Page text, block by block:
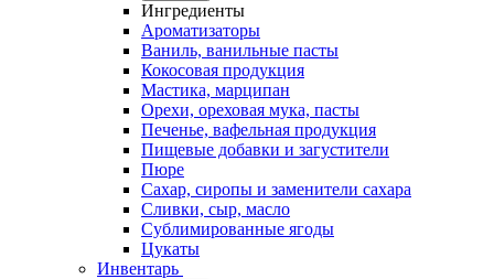
Ингредиенты
Ароматизаторы
Ваниль, ванильные пасты
Кокосовая продукция
Мастика, марципан
Орехи, ореховая мука, пасты
Печенье, вафельная продукция
Пищевые добавки и загустители
Пюре
Сахар, сиропы и заменители сахара
Сливки, сыр, масло
Сублимированные ягоды
Цукаты
Инвентарь